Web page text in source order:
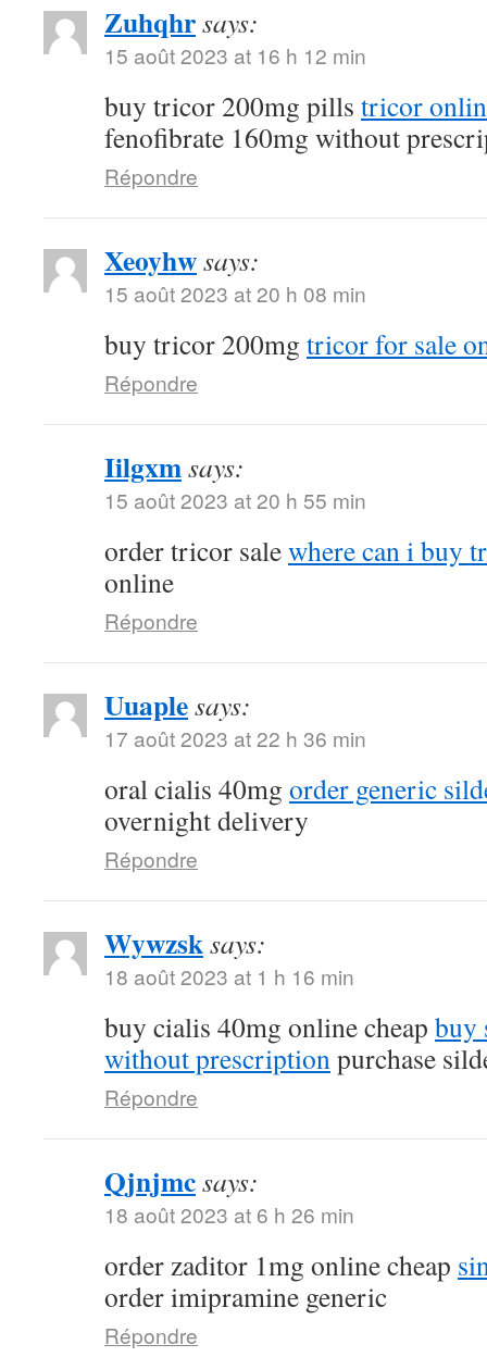
Zuhqhrsays:
15 août 2023 at 16 h 12 min
buy tricor 200mg pills tricor
fenofibrate 160mg without
Répondre
Xeoyhwsays:
15 août 2023 at 20 h 08 min
buy tricor 200mg tricor for sale
Répondre
Iilgxmsays:
15 août 2023 at 20 h 55 min
order tricor salewhere can i buy
online
Répondre
Uuaplesays:
17 août 2023 at 22 h 36 min
oral cialis 40mg order generic
overnight delivery
Répondre
Wywzsksays:
18 août 2023 at 1 h 16 min
buy cialis 40mg online cheap buy
without prescriptionpurchase
Répondre
Qjnjmcsays:
18 août 2023 at 6 h 26 min
order zaditor 1mg online cheap
order imipramine generic
Répondre